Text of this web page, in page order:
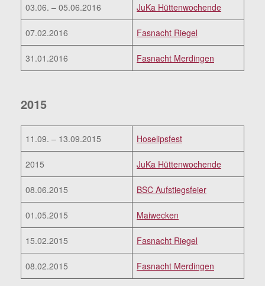
03.06. – 05.06.2016 JuKa Hüttenwochende
07.02.2016 Fasnacht Riegel
31.01.2016 Fasnacht Merdingen
2015
11.09. – 13.09.2015 Hoselipsfest
2015 JuKa Hüttenwochende
08.06.2015 BSC Aufstiegsfeier
01.05.2015 Maiwecken
15.02.2015 Fasnacht Riegel
08.02.2015 Fasnacht Merdingen